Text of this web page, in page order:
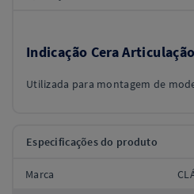
Indicação Cera
Utilizada para montagem de
Especificações do produto
Marca